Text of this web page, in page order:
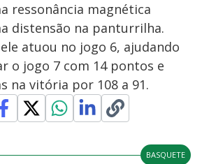
ressonância magnética
distensão na panturrilha.
atuou no jogo 6, ajudando
o jogo 7 com 14 pontos e
na vitória por 108 a 91.
BASQUETE